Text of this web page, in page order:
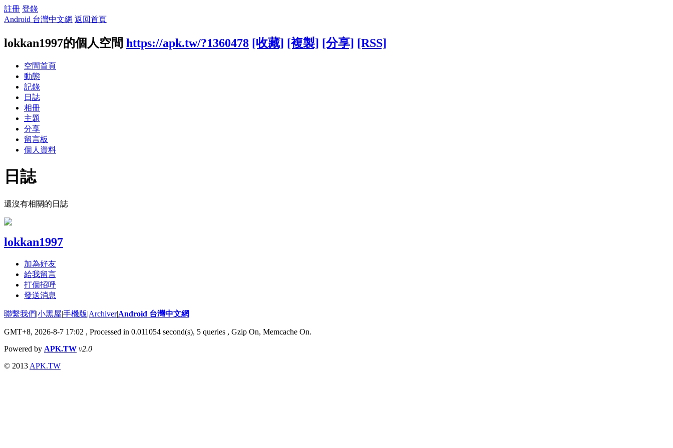
註冊 登錄
Android 台灣中文網 返回首頁
lokkan1997的個人空間 https://apk.tw/?1360478 [收藏] [複製] [分享] [RSS]
空間首頁
動態
記錄
日誌
相冊
主題
分享
留言板
個人資料
日誌
還沒有相關的日誌
lokkan1997
加為好友
給我留言
打個招呼
發送消息
聯繫我們|小黑屋|手機版|Archiver|Android 台灣中文網
GMT+8, 2026-8-7 17:02 , Processed in 0.011054 second(s), 5 queries , Gzip On, Memcache On.
Powered by APK.TW v2.0
© 2013 APK.TW